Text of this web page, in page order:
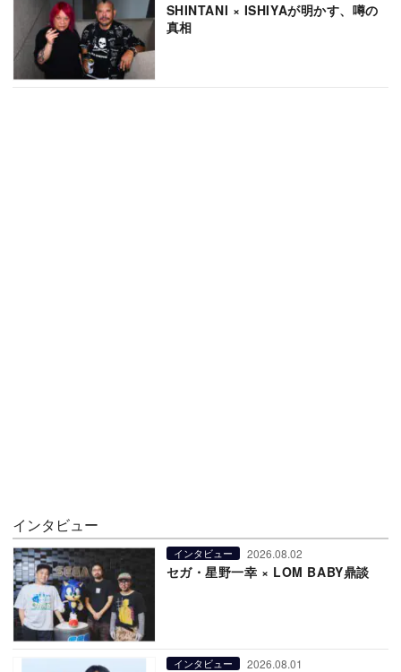
SHINTANI × ISHIYAが明かす、噂の
真相
インタビュー
インタビュー 2026.08.02
セガ・星野一幸 × LOM BABY鼎談
インタビュー 2026.08.01